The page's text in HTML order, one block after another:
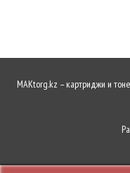
MAKtorg.kz – картриджи и